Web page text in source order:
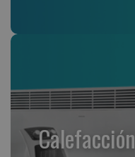
Calefacción